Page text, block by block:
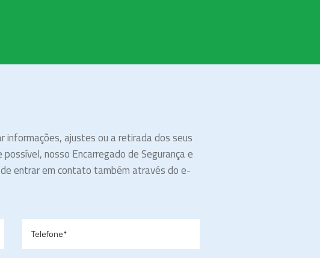
informações, ajustes ou a retirada dos seus
nosso Encarregado de Segurança e
entrar em contato também através do e-